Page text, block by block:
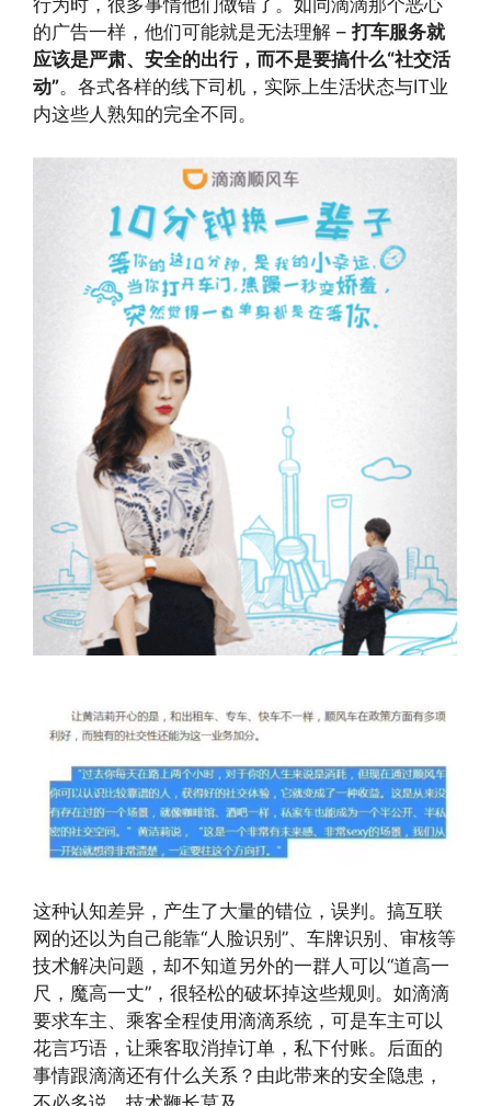
行为时，很多事情他们做错了。如同滴滴那个恶心
的广告一样，他们可能就是无法理解 – 打车服务就
应该是严肃、安全的出行，而不是要搞什么“社交活
动”。各式各样的线下司机，实际上生活状态与IT业
内这些人熟知的完全不同。
这种认知差异，产生了大量的错位，误判。搞互联
网的还以为自己能靠“人脸识别”、车牌识别、审核等
技术解决问题，却不知道另外的一群人可以“道高一
尺，魔高一丈”，很轻松的破坏掉这些规则。如滴滴
要求车主、乘客全程使用滴滴系统，可是车主可以
花言巧语，让乘客取消掉订单，私下付账。后面的
事情跟滴滴还有什么关系？由此带来的安全隐患，